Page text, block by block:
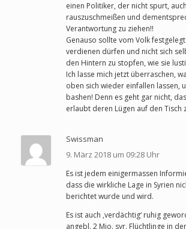
einen Politiker, der nicht spurt,
rauszuschmeißen und
Verantwortung zu ziehen!!
Genauso sollte vom Volk
verdienen dürfen und nicht sich
den Hintern zu stopfen, wie sie
Ich lasse mich jetzt überraschen,
oben sich wieder einfallen lassen,
bashen! Denn es geht gar nicht,
erlaubt deren Lügen auf den Tisch
Swissman
9. März 2018 um 09:28 Uhr
Es ist jedem einigermassen
dass die wirkliche Lage in Syrien
berichtet wurde und wird.
Es ist auch ‚verdächtig‘ ruhig
angebl. 2 Mio. syr. Flüchtlinge in